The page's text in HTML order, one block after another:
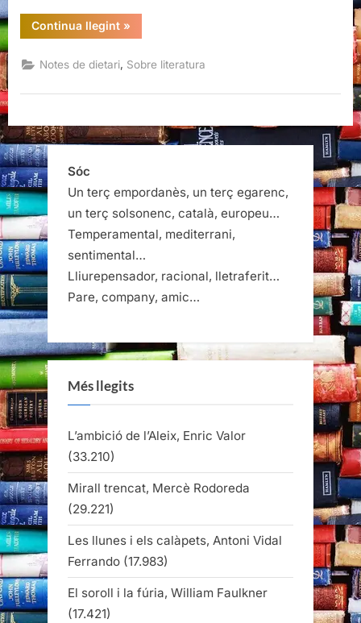
Continua llegint“Hipoliteratura
i
»
Notes de dietari Sobre literatura
Sóc
Un terç empordanès, un terç egarenc,
un terç solsonenc, català, europeu…
Temperamental, mediterrani,
sentimental…
Lliurepensador, racional, lletraferit…
Pare, company, amic…
Més llegits
L’ambició de l’Aleix, Enric Valor
(33.210)
Mirall trencat, Mercè Rodoreda
(29.221)
Les llunes i els calàpets, Antoni Vidal
Ferrando (17.983)
El soroll i la fúria, William Faulkner
(17.421)